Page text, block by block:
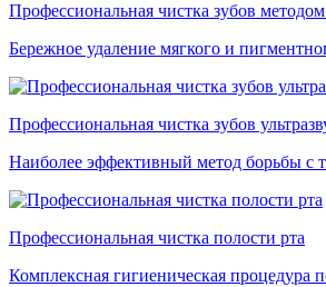
Профессиональная чистка зубов
Бережное удаление мягкого и
Профессиональная чистка зубов
Наиболее эффективный метод борьбы с
Профессиональная чистка полости рта
Комплексная гигиеническая процедура